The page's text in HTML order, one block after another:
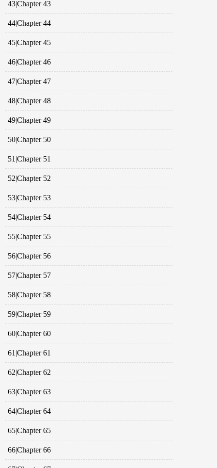
43|Chapter 43
44|Chapter 44
45|Chapter 45
46|Chapter 46
47|Chapter 47
48|Chapter 48
49|Chapter 49
50|Chapter 50
51|Chapter 51
52|Chapter 52
53|Chapter 53
54|Chapter 54
55|Chapter 55
56|Chapter 56
57|Chapter 57
58|Chapter 58
59|Chapter 59
60|Chapter 60
61|Chapter 61
62|Chapter 62
63|Chapter 63
64|Chapter 64
65|Chapter 65
66|Chapter 66